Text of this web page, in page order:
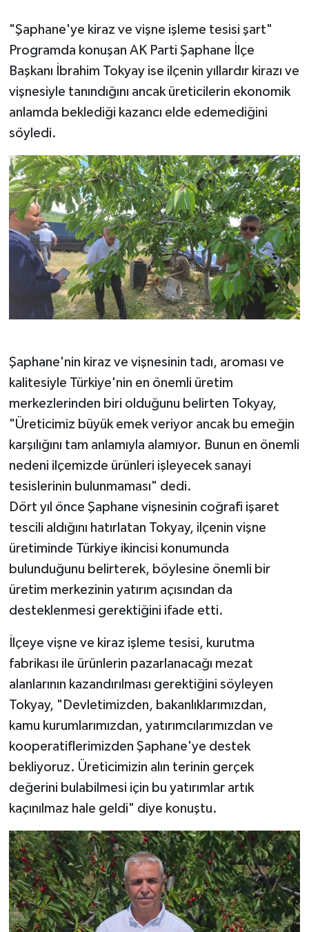
"Şaphane'ye kiraz ve vişne işleme tesisi şart"
Programda konuşan AK Parti Şaphane İlçe
Başkanı İbrahim Tokyay ise ilçenin yıllardır kirazı ve
vişnesiyle tanındığını ancak üreticilerin ekonomik
anlamda beklediği kazancı elde edemediğini
söyledi.
Şaphane'nin kiraz ve vişnesinin tadı, aroması ve
kalitesiyle Türkiye'nin en önemli üretim
merkezlerinden biri olduğunu belirten Tokyay,
"Üreticimiz büyük emek veriyor ancak bu emeğin
karşılığını tam anlamıyla alamıyor. Bunun en önemli
nedeni ilçemizde ürünleri işleyecek sanayi
tesislerinin bulunmaması" dedi.
Dört yıl önce Şaphane vişnesinin coğrafi işaret
tescili aldığını hatırlatan Tokyay, ilçenin vişne
üretiminde Türkiye ikincisi konumunda
bulunduğunu belirterek, böylesine önemli bir
üretim merkezinin yatırım açısından da
desteklenmesi gerektiğini ifade etti.
İlçeye vişne ve kiraz işleme tesisi, kurutma
fabrikası ile ürünlerin pazarlanacağı mezat
alanlarının kazandırılması gerektiğini söyleyen
Tokyay, "Devletimizden, bakanlıklarımızdan,
kamu kurumlarımızdan, yatırımcılarımızdan ve
kooperatiflerimizden Şaphane'ye destek
bekliyoruz. Üreticimizin alın terinin gerçek
değerini bulabilmesi için bu yatırımlar artık
kaçınılmaz hale geldi" diye konuştu.